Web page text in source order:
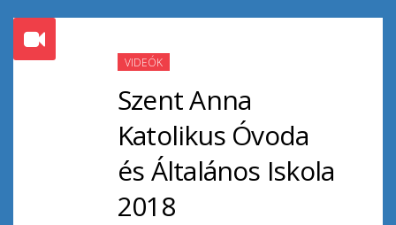
VIDEÓK
Szent Anna
Katolikus Óvoda
és Általános Iskola
2018